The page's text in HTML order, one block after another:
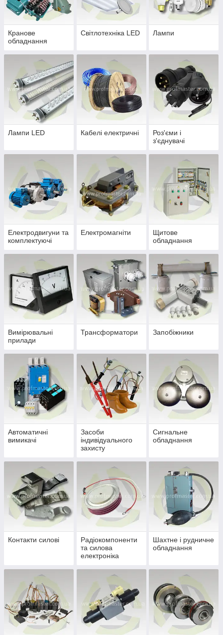
Кранове
обладнання
Світлотехніка LED Лампи
Лампи LED Кабелі електричні
Роз'єми і
з'єднувачі
Електродвигуни та
комплектуючі
Електромагніти
Щитове
обладнання
Вимірювальні
прилади
Трансформатори Запобіжники
Автоматичні
вимикачі
Засоби
індивідуального
захисту
Сигнальне
обладнання
Контакти силові
Радіокомпоненти
та силова
електроніка
Шахтне і рудничне
обладнання